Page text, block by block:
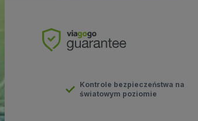
Kontrole bezpieczeństwa na
światowym poziomie